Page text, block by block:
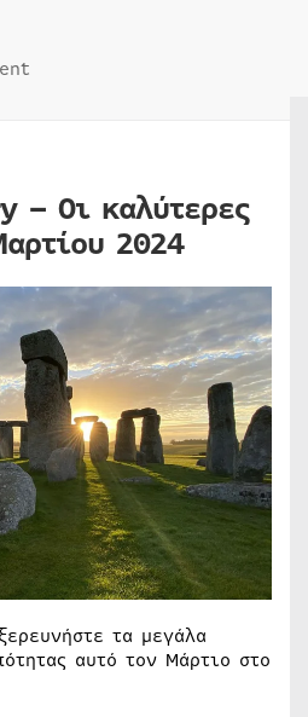
Οι καλύτερες
2024
τα μεγάλα
αυτό τον Μάρτιο στο